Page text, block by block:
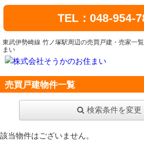
TEL：048-954-
東武伊勢崎線 竹ノ塚駅周辺の売買戸建・売家一
まい
売買戸建物件一覧
検索条件を変更
該当物件はございません。